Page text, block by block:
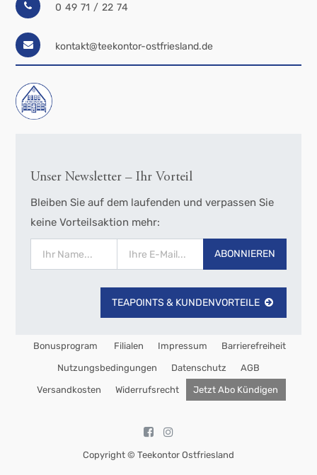
0 49 71 / 22 74
kontakt@teekontor-ostfriesland.de
Unser Newsletter – Ihr Vorteil
Bleiben Sie auf dem laufenden und verpassen Sie
keine Vorteilsaktion mehr:
ABONNIEREN
TEAPOINTS & KUNDENVORTEILE
Bonusprogram Filialen Impressum Barrierefreiheit
Nutzungsbedingungen Datenschutz AGB
Versandkosten Widerrufsrecht Jetzt Abo Kündigen
Copyright © Teekontor Ostfriesland